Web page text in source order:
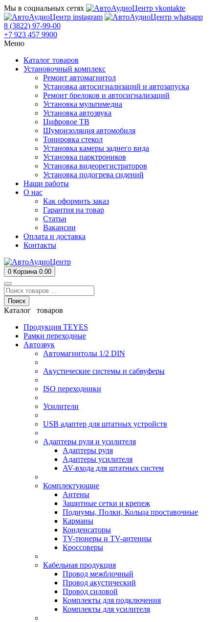
Мы в социальных сетях
8 (3822) 97-99-00
+7 923 457 9900
Меню
Каталог товаров
Установочный комплекс
Ремонт автомагнитол
Установка автосигнализаций и автозапуска
Ремонт брелоков и автосигнализаций
Установка мультимедиа
Установка автозвука
Цифровое ТВ
Шумоизоляция автомобиля
Тонировка стекол
Установка камеры заднего вида
Установка парктроников
Установка видеорегистраторов
Установка подогрева сидений
Наши работы
О нас
Как оформить заказ
Гарантия на товар
Статьи
Вакансии
Оплата и доставка
Контакты
0 Корзина 0.00
Поиск
Каталог товаров
Продукция TEYES
Рамки переходные
Автозвук
Автомагнитолы 1/2 DIN
Акустические системы и сабвуферы
ISO переходники
Усилители
USB адаптер для штатных устройств
Адаптеры руля и усилителя
Адаптеры руля
Адаптеры усилителя
AV-входа для штатных систем
Комплектующие
Антены
Защитные сетки и крепеж
Подиумы, Полки, Кольца проставочные
Карманы
Конденсаторы
TV-тюнеры и TV-антенны
Кроссоверы
Кабельная продукция
Провод межблочный
Провод акустический
Провод силовой
Комплекты для подключения
Комплекты для усилителя